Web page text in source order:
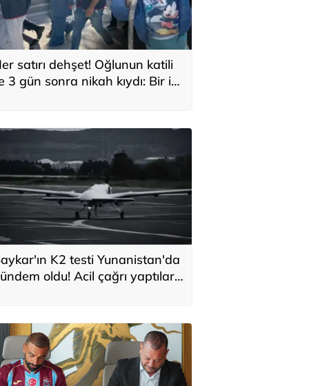
satırı dehşet! Oğlunun katili
3 gün sonra nikah kıydı: Bir iki
K2 testi Yunanistan'da
oldu! Acil çağrı yaptılar...